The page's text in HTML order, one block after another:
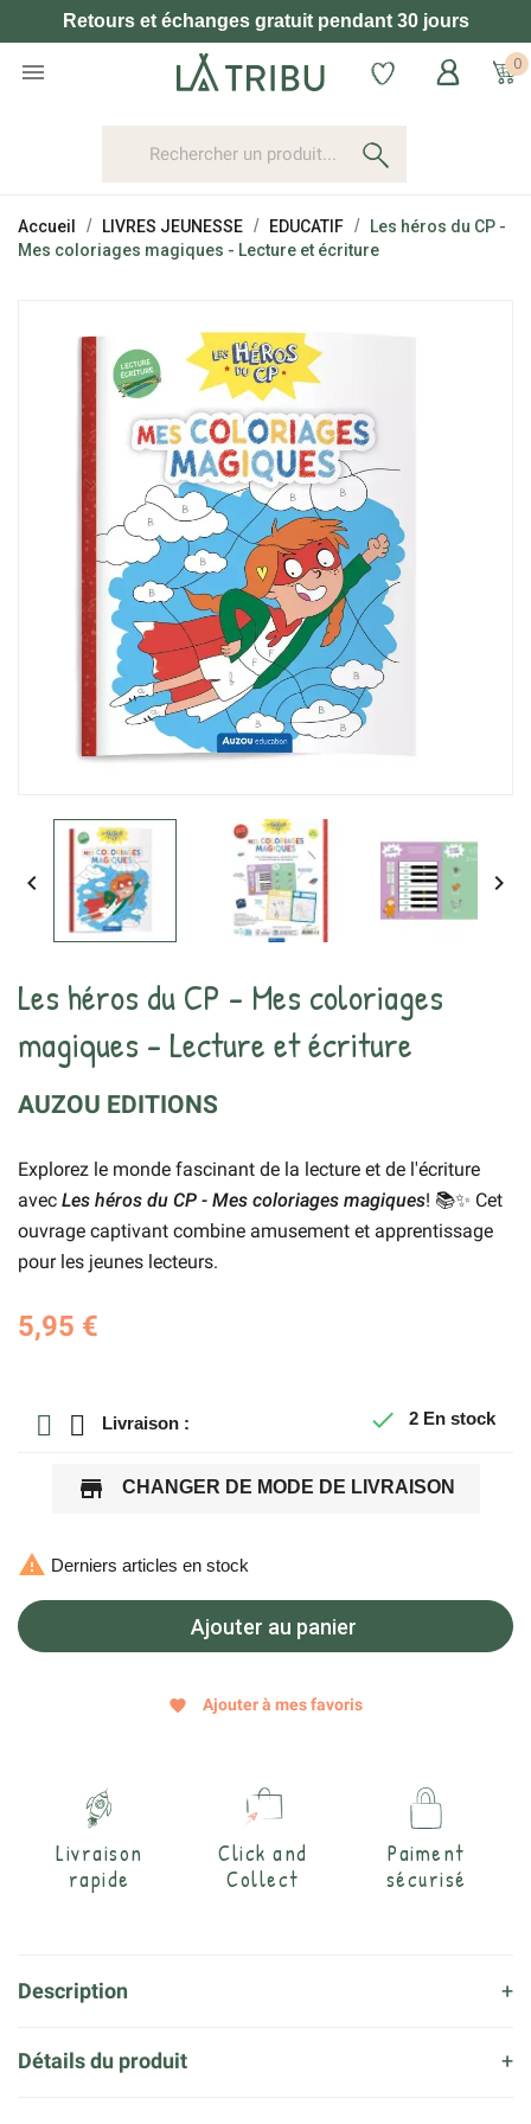
Retours et échanges gratuit pendant 30 jours
 0
Accueil LIVRES JEUNESSE EDUCATIF
Les héros du CP -
Mes coloriages magiques - Lecture et écriture
 
Les héros du CP - Mes coloriages
magiques - Lecture et écriture
AUZOU EDITIONS
Explorez le monde fascinant de la lecture et de l'écriture
avec Les héros du CP - Mes coloriages magiques! 📚✨ Cet
ouvrage captivant combine amusement et apprentissage
pour les jeunes lecteurs.
5,95 €
Livraison :  2 En stock
store CHANGER DE MODE DE LIVRAISON
 Derniers articles en stock
Ajouter au panier
favorite Ajouter à mes favoris
Livraison
rapide
Click and
Collect
Paiment
sécurisé
Description
Détails du produit